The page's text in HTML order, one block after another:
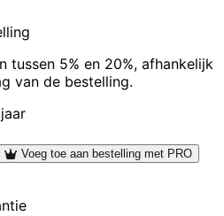
tussen 5% en 20%, afhankelijk
van de bestelling.
Voeg toe aan bestelling met PRO